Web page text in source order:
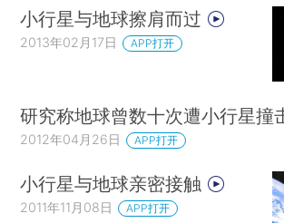
小行星与地球擦肩而过
2013年02月17日 APP打开
研究称地球曾数十次遭小行星撞
2012年04月26日 APP打开
小行星与地球亲密接触
2011年11月08日 APP打开